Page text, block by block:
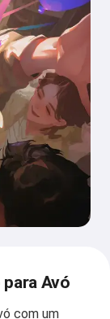
Avó
com um